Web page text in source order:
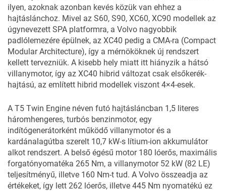
ilyen, azoknak azonban kevés közük van ehhez a
hajtáslánchoz. Mivel az S60, S90, XC60, XC90 modellek az
úgynevezett SPA platformra, a Volvo nagyobbik
padlólemezére épülnek, az XC40 pedig a CMA-ra (Compact
Modular Architecture), így a mérnököknek új rendszert
kellett tervezniük. A kisebb hely miatt itt hiányzik a hátsó
villanymotor, így az XC40 hibrid változat csak elsőkerék-
hajtású, az említett hibrid modellek viszont 4×4-esek.
A T5 Twin Engine néven futó hajtásláncban 1,5 literes
háromhengeres, turbós benzinmotor, egy
indítógenerátorként működő villanymotor és a
kardánalagútba szerelt 10,7 kW-s lítium-ion akkumulátor
alkot rendszert. A belső égésű motor 180 lóerős, maximális
forgatónyomatéka 265 Nm, a villanymotor 52 kW (82 LE)
teljesítményű, illetve 160 Nm-t tud. A Volvo összeadja az
értékeket, így lett 262 lóerős, illetve 445 Nm nyomatékú ez